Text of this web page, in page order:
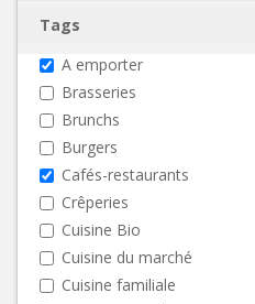
Tags
A emporter
Brasseries
Brunchs
Burgers
Cafés-restaurants
Crêperies
Cuisine Bio
Cuisine du marché
Cuisine familiale